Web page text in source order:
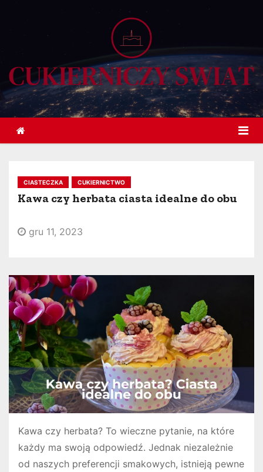
o
c
CIASTECZKA CUKIERNICTWO
Kawa czy herbata ciasta idealne do obu
gru 11, 2023
Kawa czy herbata? To wieczne pytanie, na które
każdy ma swoją odpowiedź. Jednak niezależnie
od naszych preferencji smakowych, istnieją pewne